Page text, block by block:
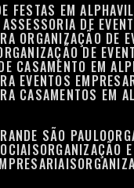
FESTAS EM
DE
ORGANIZAÇÃO DE
DE
CASAMENTO EM
EVENTOS
CASAMENTOS EM
SÃO PAULO
ORGANIZAÇÃO